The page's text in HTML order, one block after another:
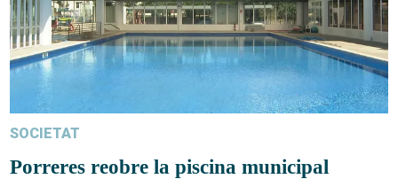
SOCIETAT
Porreres reobre la piscina municipal